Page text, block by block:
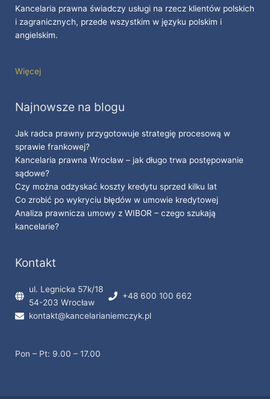
Kancelaria prawna świadczy usługi na rzecz klientów polskich
i zagranicznych, przede wszystkim w języku polskim i
angielskim.
Więcej
Najnowsze na blogu
Jak radca prawny przygotowuje strategię procesową w
sprawie frankowej?
Kancelaria prawna Wrocław – jak długo trwa postępowanie
sądowe?
Czy można odzyskać koszty kredytu sprzed kilku lat
Co zrobić po wykryciu błędów w umowie kredytowej
Analiza prawnicza umowy z WIBOR – czego szukają
kancelarie?
Kontakt
ul. Legnicka 57k/18
54-203 Wrocław
+48 600 100 662
kontakt@kancelarianiemczyk.pl
Pon – Pt: 9.00 – 17.00